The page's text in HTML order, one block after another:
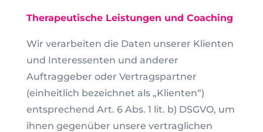
Therapeutische Leistungen und Coaching
Wir verarbeiten die Daten unserer Klienten
und Interessenten und anderer
Auftraggeber oder Vertragspartner
(einheitlich bezeichnet als „Klienten“)
entsprechend Art. 6 Abs. 1 lit. b) DSGVO, um
ihnen gegenüber unsere vertraglichen